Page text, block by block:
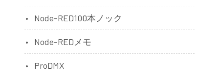
Node-RED100本ノック
Node-REDメモ
ProDMX